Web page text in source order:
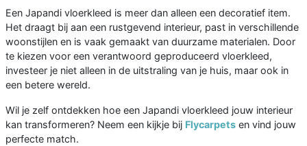
Een Japandi vloerkleed is meer dan alleen een decoratief item.
Het draagt bij aan een rustgevend interieur, past in verschillende
woonstijlen en is vaak gemaakt van duurzame materialen. Door
te kiezen voor een verantwoord geproduceerd vloerkleed,
investeer je niet alleen in de uitstraling van je huis, maar ook in
een betere wereld.
Wil je zelf ontdekken hoe een Japandi vloerkleed jouw interieur
kan transformeren? Neem een kijkje bij Flycarpets en vind jouw
perfecte match.